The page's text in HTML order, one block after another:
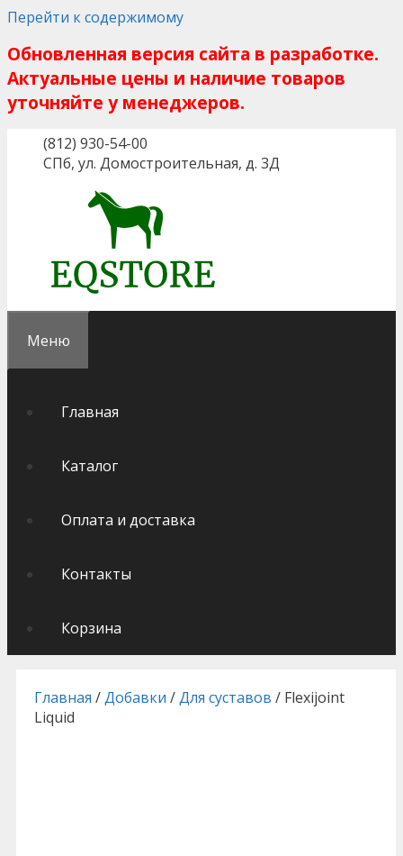
Перейти к содержимому
Обновленная версия сайта в разработке.
Актуальные цены и наличие товаров
уточняйте у менеджеров.
(812) 930-54-00
СПб, ул. Домостроительная, д. 3Д
Меню
Главная
Каталог
Оплата и доставка
Контакты
Корзина
Главная /Добавки /Для суставов / Flexijoint
Liquid